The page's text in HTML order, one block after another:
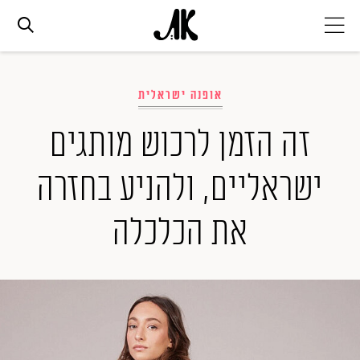
אופנה
ביוטי
סלבס
ערוצים נוספים
המגזין
אופנה ישראלית
זה הזמן לרכוש מותגים
ישראליים, ולהניע בחזרה
את הכלכלה